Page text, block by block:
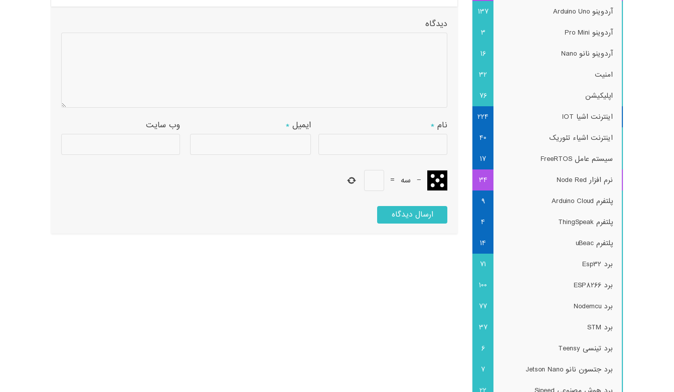
دیدگاه
نام * ایمیل * وب‌ سایت
− سه =
آردوینو Arduino Uno
137
آردوینو Pro Mini
3
آردوینو نانو Nano
16
امنیت
32
اپلیکیشن
76
اینترنت اشیا IOT
224
اینترنت اشیاء تئوریک
40
سیستم عامل FreeRTOS
17
نرم افزار Node Red
34
پلتفرم Arduino Cloud
9
پلتفرم ThingSpeak
4
پلتفرم uBeac
14
برد Esp32
71
برد ESP8266
100
برد Nodemcu
77
برد STM
37
برد تینسی Teensy
6
برد جتسون نانو Jetson Nano
7